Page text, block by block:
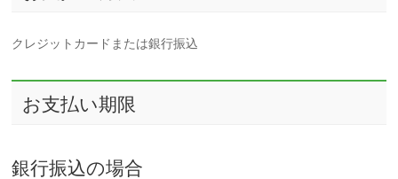
クレジットカードまたは銀行振込
お支払い期限
銀行振込の場合